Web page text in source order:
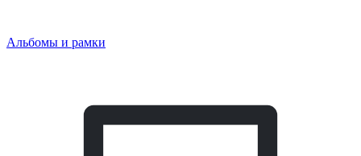
Альбомы и рамки